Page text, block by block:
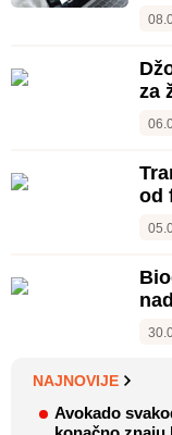
za
od
NAJNOVIJE
Avokado